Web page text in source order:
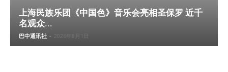
上海民族乐团《中国色》音乐会亮相圣保罗 近千
名观众...
巴中通讯社 - 2026年8月1日